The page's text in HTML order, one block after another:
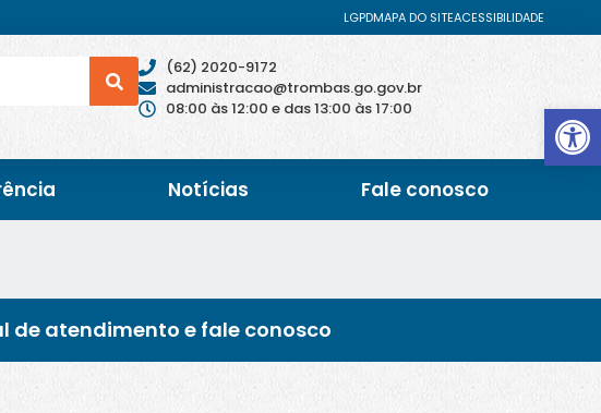
LGPDMAPA DO SITEACESSIBILIDADE
(62) 2020-9172
administracao@trombas.go.gov.br
08:00 às 12:00 e das 13:00 às 17:00
Notícias Fale conosco
de atendimento e fale conosco
Abrir